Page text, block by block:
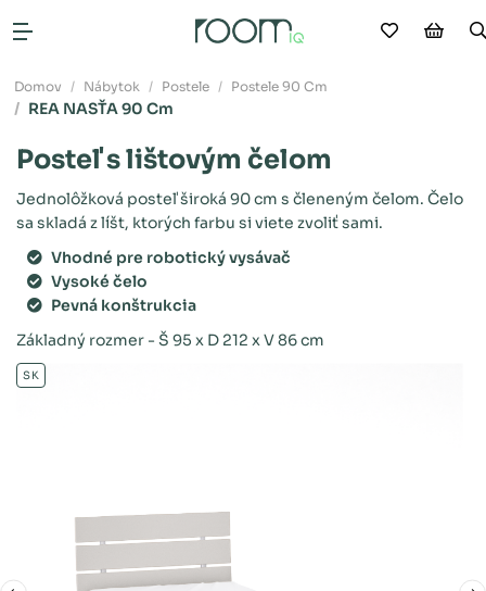
Otvoriť menu Moje
Domov Nábytok Postele Postele 90 Cm
REA NASŤA 90 Cm
Posteľ s lištovým čelom
Jednolôžková posteľ široká 90 cm s členeným čelom. Čelo
sa skladá z líšt, ktorých farbu si viete zvoliť sami.
Vhodné pre robotický vysávač
Vysoké čelo
Pevná konštrukcia
Základný rozmer - Š 95 x D 212 x V 86 cm
SK